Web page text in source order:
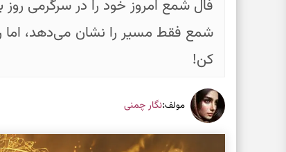
فال شمع امروز خود را در سرگرمی
شمع فقط مسیر را نشان می‌دهد، اما
کن!
مولف:نگار چمنی